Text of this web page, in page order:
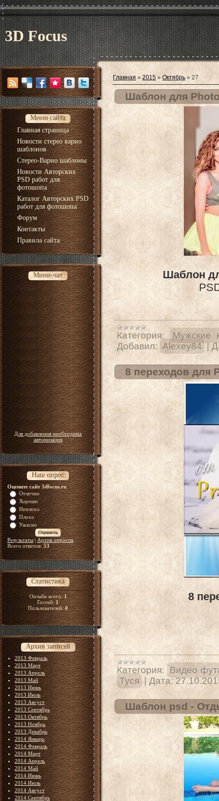
3D Focus
Меню сайта
Главная страница
Новости стерео варио
шаблонов
Стерео-Варио шаблоны
Новости Авторских
PSD работ для
фотошопа
Каталог Авторских PSD
работ для фотошопа
Форум
Контакты
Правила сайта
Мини-чат
Для добавления необходима
авторизация
Наш опрос
Оцените сайт 3dfocus.ru
Отлично
Хорошо
Неплохо
Плохо
Ужасно
Результаты| Архив опросов
Всего ответов:53
Статистика
Онлайн всего:1
Гостей:1
Пользователей:0
Архив записей
2013 Февраль
2013 Март
2013 Апрель
2013 Май
2013 Июнь
2013 Июль
2013 Август
2013 Сентябрь
2013 Октябрь
2013 Ноябрь
2013 Декабрь
2014 Январь
2014 Февраль
2014 Март
2014 Апрель
2014 Май
2014 Июнь
2014 Июль
2014 Август
2014 Сентябрь
Главная » 2015 » Октябрь » 27
Шаблон для
Шаблон
Категория:
Мужские
Добавил: Alexey84 |
8 переходов для
8
Категория:
Видео
Туся
|Дата:
Шаблон psd -